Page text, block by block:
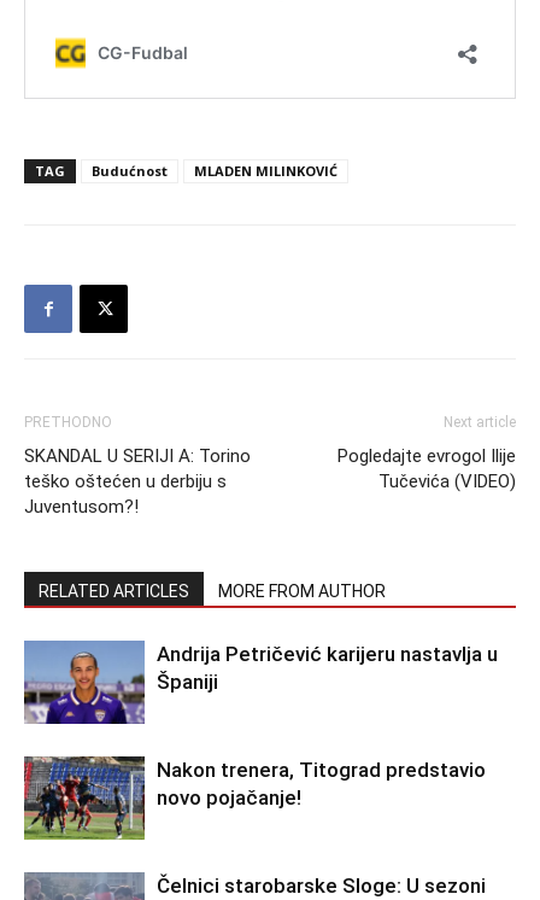
TAG Budućnost MLADEN MILINKOVIĆ
PRETHODNO
SKANDAL U SERIJI A: Torino
teško oštećen u derbiju s
Juventusom?!
Next article
Pogledajte evrogol Ilije
Tučevića (VIDEO)
RELATED ARTICLES MORE FROM AUTHOR
Andrija Petričević karijeru nastavlja u
Španiji
Nakon trenera, Titograd predstavio
novo pojačanje!
Čelnici starobarske Sloge: U sezoni